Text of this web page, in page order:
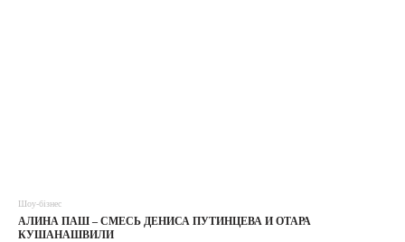
Шоу-бізнес
АЛИНА ПАШ – СМЕСЬ ДЕНИСА ПУТИНЦЕВА И ОТАРА
КУШАНАШВИЛИ